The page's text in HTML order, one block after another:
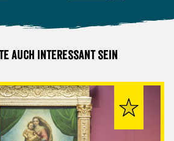
auch interessant sein